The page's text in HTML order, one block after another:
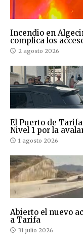
Incendio en
complica los
2 agosto 2026
El Puerto de
Nivel 1 por la
1 agosto 2026
Abierto el nuevo
a Tarifa
31 julio 2026